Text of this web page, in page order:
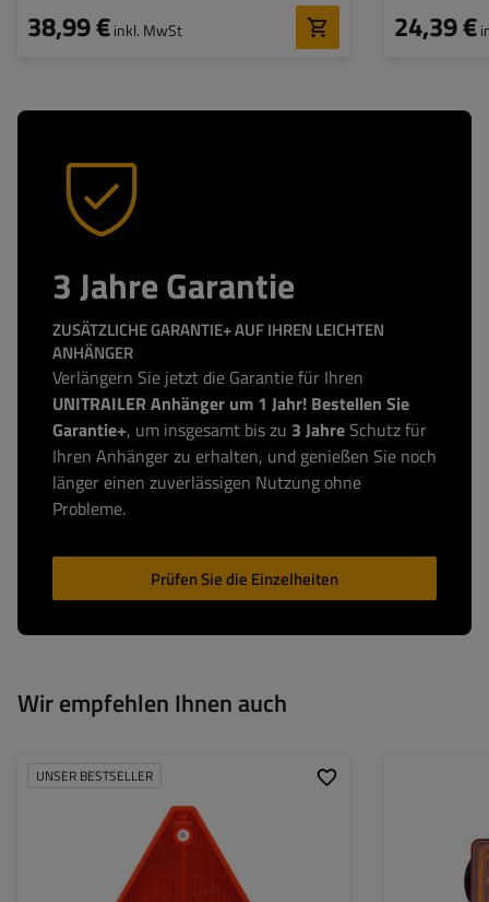
38,99 €inkl. MwSt 24,39 €
3 Jahre Garantie
ZUSÄTZLICHE GARANTIE+ AUF IHREN LEICHTEN
ANHÄNGER
Verlängern Sie jetzt die Garantie für Ihren
UNITRAILER Anhänger um 1 Jahr! Bestellen Sie
Garantie+, um insgesamt bis zu 3 Jahre Schutz für
Ihren Anhänger zu erhalten, und genießen Sie noch
länger einen zuverlässigen Nutzung ohne
Probleme.
Prüfen Sie die Einzelheiten
Wir empfehlen Ihnen auch
UNSER BESTSELLER
143 mm
5 mm
6,3 mm
ECE, SAE/DOT
Anschlussart: